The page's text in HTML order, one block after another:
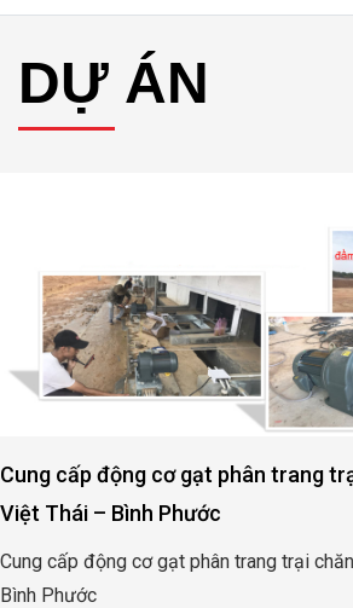
DỰ ÁN
Cung cấp động cơ gạt phân trang
Việt Thái – Bình Phước
Cung cấp động cơ gạt phân trang trại
Bình Phước